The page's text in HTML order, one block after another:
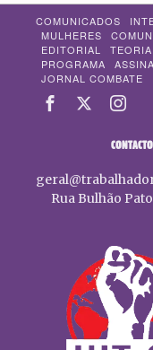
COMUNICADOS
MULHERES
EDITORIAL
TEORIA
PROGRAMA
JORNAL COMBATE
Rua Bulhão